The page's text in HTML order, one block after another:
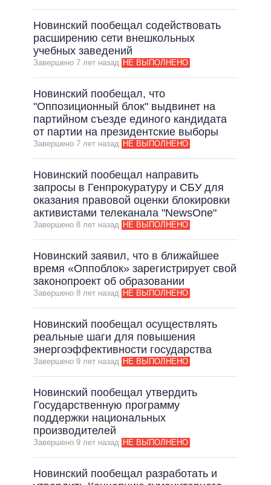
Новинский пообещал содействовать
расширению сети внешкольных
учебных заведений
Завершено 7 лет назад НЕ ВЫПОЛНЕНО
Новинский пообещал, что
"Оппозиционный блок" выдвинет на
партийном съезде единого кандидата
от партии на президентские выборы
Завершено 7 лет назад НЕ ВЫПОЛНЕНО
Новинский пообещал направить
запросы в Генпрокуратуру и СБУ для
оказания правовой оценки блокировки
активистами телеканала "NewsOne"
Завершено 8 лет назад НЕ ВЫПОЛНЕНО
Новинский заявил, что в ближайшее
время «Оппоблок» зарегистрирует свой
законопроект об образовании
Завершено 8 лет назад НЕ ВЫПОЛНЕНО
Новинский пообещал осуществлять
реальные шаги для повышения
энергоэффективности государства
Завершено 9 лет назад НЕ ВЫПОЛНЕНО
Новинский пообещал утвердить
Государственную программу
поддержки национальных
производителей
Завершено 9 лет назад НЕ ВЫПОЛНЕНО
Новинский пообещал разработать и